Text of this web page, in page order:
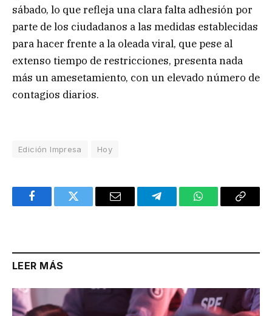
sábado, lo que refleja una clara falta adhesión por
parte de los ciudadanos a las medidas establecidas
para hacer frente a la oleada viral, que pese al
extenso tiempo de restricciones, presenta nada
más un amesetamiento, con un elevado número de
contagios diarios.
Edición Impresa Hoy
FacebookTwitter Email TelegramWhatsAppCopy
LEER MÁS